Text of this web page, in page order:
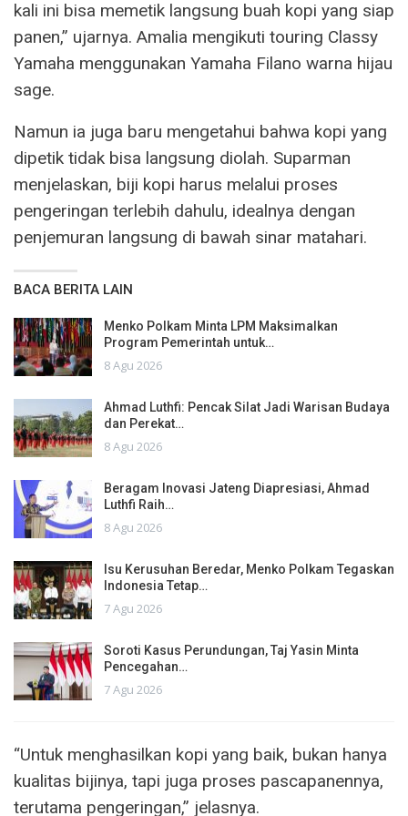
kali ini bisa memetik langsung buah kopi yang siap
panen,” ujarnya. Amalia mengikuti touring Classy
Yamaha menggunakan Yamaha Filano warna hijau
sage.
Namun ia juga baru mengetahui bahwa kopi yang
dipetik tidak bisa langsung diolah. Suparman
menjelaskan, biji kopi harus melalui proses
pengeringan terlebih dahulu, idealnya dengan
penjemuran langsung di bawah sinar matahari.
BACA BERITA LAIN
Menko Polkam Minta LPM Maksimalkan
Program Pemerintah untuk…
8 Agu 2026
Ahmad Luthfi: Pencak Silat Jadi Warisan Budaya
dan Perekat…
8 Agu 2026
Beragam Inovasi Jateng Diapresiasi, Ahmad
Luthfi Raih…
8 Agu 2026
Isu Kerusuhan Beredar, Menko Polkam Tegaskan
Indonesia Tetap…
7 Agu 2026
Soroti Kasus Perundungan, Taj Yasin Minta
Pencegahan…
7 Agu 2026
“Untuk menghasilkan kopi yang baik, bukan hanya
kualitas bijinya, tapi juga proses pascapanennya,
terutama pengeringan,” jelasnya.